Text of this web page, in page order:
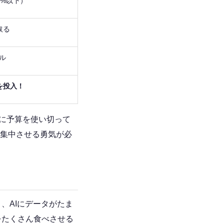
る
入！
予算を使い切って
中させる勇気が必
AIにデータがたま
くさん食べさせる